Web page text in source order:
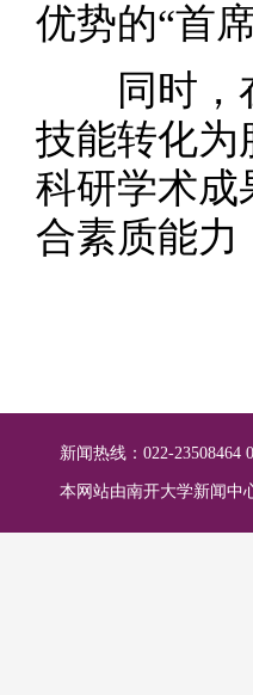
优势的“首
同时，在
技能转化为
科研学术成
合素质能力
新闻热线：022-23508464
本网站由南开大学新闻中